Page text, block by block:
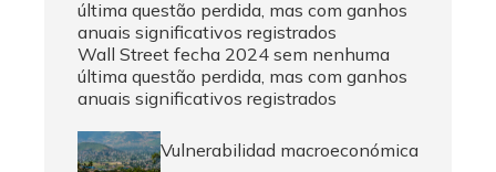
Wall Street fecha 2024 sem nenhuma
última questão perdida, mas com ganhos
anuais significativos registrados
Vulnerabilidad macroeconómica